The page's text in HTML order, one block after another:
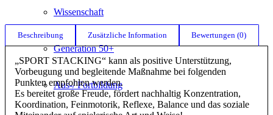
Wissenschaft
Generation 50+
Aus-/ Fortbildung
Beschreibung Zusätzliche Information Bewertungen (0)
„SPORT STACKING“ kann als positive Unterstützung,
Vorbeugung und begleitende Maßnahme bei folgenden
Punkten empfohlen werden.
Es bereitet große Freude, fördert nachhaltig Konzentration,
Koordination, Feinmotorik, Reflexe, Balance und das soziale